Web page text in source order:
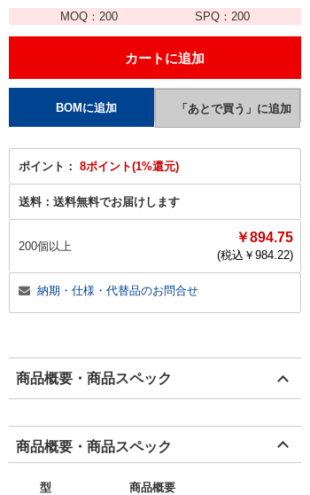
MOQ：200 SPQ： 200
ポイント： 8ポイント(1%還元)
送料： 送料無料でお届けします
200個以上
￥894.75
(税込￥ 984.22)
納期・仕様・代替品のお問合せ
商品概要・商品スペック
商品概要・商品スペック
型 商品概要